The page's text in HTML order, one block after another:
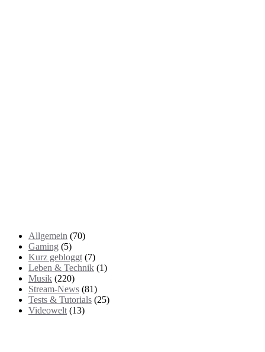
Allgemein (70)
Gaming (5)
Kurz gebloggt (7)
Leben & Technik (1)
Musik (220)
Stream-News (81)
Tests & Tutorials (25)
Videowelt (13)